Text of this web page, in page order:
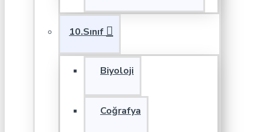
10.Sınıf
Biyoloji
Coğrafya